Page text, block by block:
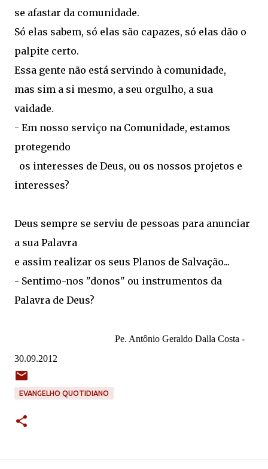
se afastar da comunidade.
Só elas sabem, só elas são capazes, só elas dão o
palpite certo.
Essa gente não está servindo à comunidade,
mas sim a si mesmo, a seu orgulho, a sua
vaidade.
- Em nosso serviço na Comunidade, estamos
protegendo
os interesses de Deus, ou os nossos projetos e
interesses?
Deus sempre se serviu de pessoas para anunciar
a sua Palavra
e assim realizar os seus Planos de Salvação...
- Sentimo-nos "donos" ou instrumentos da
Palavra de Deus?
Pe. Antônio Geraldo Dalla Costa -
30.09.2012
EVANGELHO QUOTIDIANO